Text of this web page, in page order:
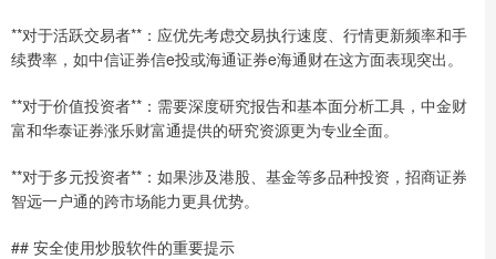
**对于活跃交易者**：应优先考虑交易执行速度、行情更新频率和手
续费率，如中信证券信e投或海通证券e海通财在这方面表现突出。
**对于价值投资者**：需要深度研究报告和基本面分析工具，中金财
富和华泰证券涨乐财富通提供的研究资源更为专业全面。
**对于多元投资者**：如果涉及港股、基金等多品种投资，招商证券
智远一户通的跨市场能力更具优势。
## 安全使用炒股软件的重要提示